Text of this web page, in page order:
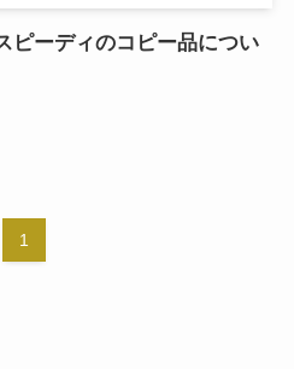
ピーディのコピー品につい
1